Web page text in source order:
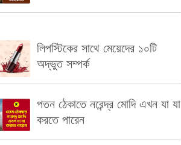
লিপস্টিকের সাথে মেয়েদের ১০টি
অদ্ভুত সম্পর্ক
পতন ঠেকাতে নরেন্দ্র মোদি এখন যা যা
করতে পারেন